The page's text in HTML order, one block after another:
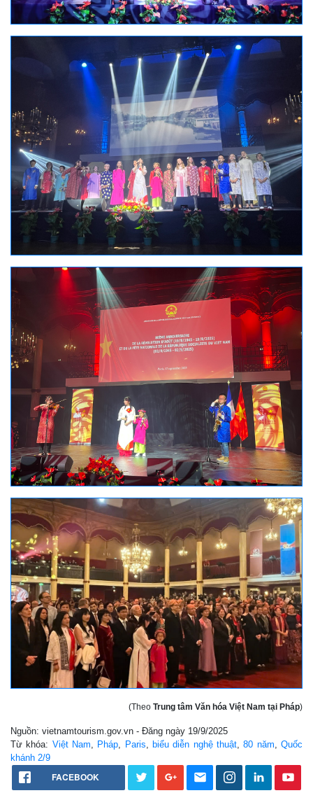
(Theo Trung tâm Văn hóa Việt Nam tại Pháp)
Nguồn: vietnamtourism.gov.vn - Đăng ngày 19/9/2025
Từ khóa: Việt Nam Pháp Paris ,biểu diễn nghệ thuật ,80 năm ,Quốc
khánh 2/9
FACEBOOK